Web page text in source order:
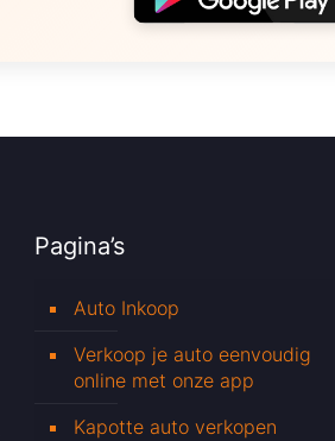
Pagina’s
Auto Inkoop
Verkoop je auto eenvoudig
online met onze app
Kapotte auto verkopen